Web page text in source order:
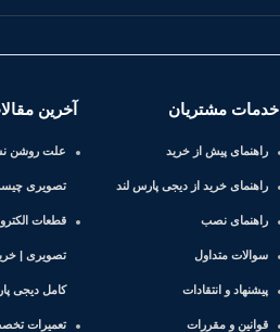
خدمات مشتریان
راهنمای پیش از خرید
راهنمای خرید از دیجی پارس لند
راهنمای نصب
سوالات متداول
پیشنهاد و انتقادات
قوانین و مقررات
آخرین
علت روشن
تصویری
قطعات
تصویری |
کامل دیجی
تعمیرات